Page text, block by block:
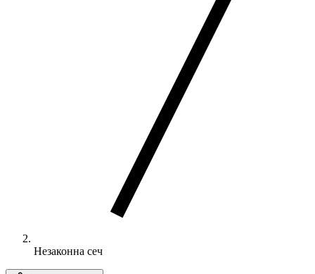
Незаконна сеч